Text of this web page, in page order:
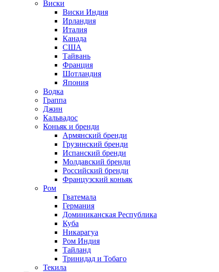
Виски
Виски Индия
Ирландия
Италия
Канада
США
Тайвань
Франция
Шотландия
Япония
Водка
Граппа
Джин
Кальвадос
Коньяк и бренди
Армянский бренди
Грузинский бренди
Испанский бренди
Молдавский бренди
Российский бренди
Французский коньяк
Ром
Гватемала
Германия
Доминиканская Республика
Куба
Никарагуа
Ром Индия
Тайланд
Тринидад и Тобаго
Текила